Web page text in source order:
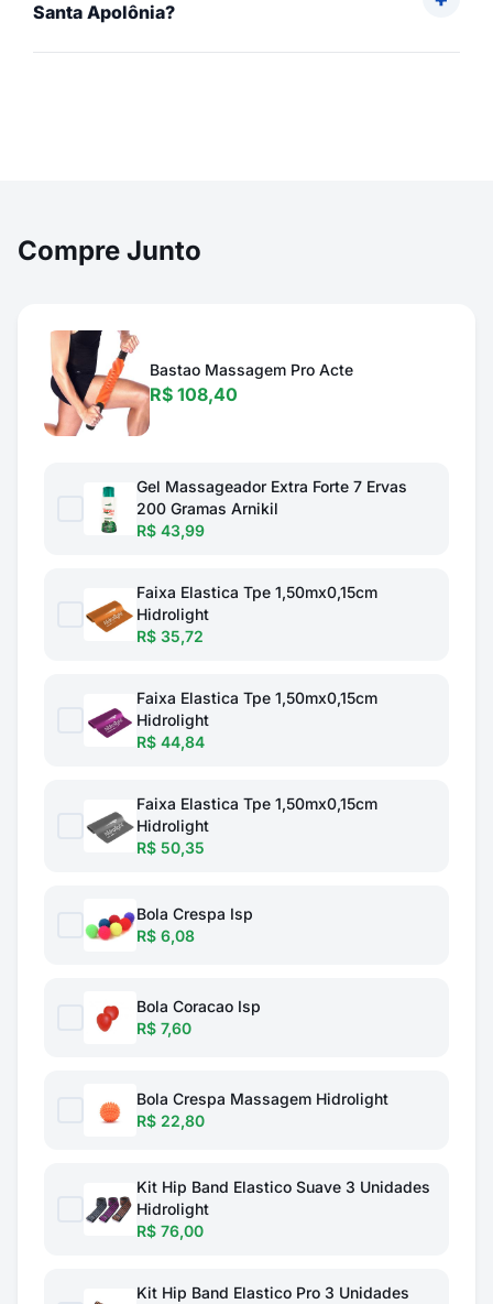
Santa Apolônia?
Compre Junto
Bastao Massagem Pro Acte
R$ 108,40
Gel Massageador Extra Forte 7 Ervas
200 Gramas Arnikil
R$ 43,99
Faixa Elastica Tpe 1,50mx0,15cm
Hidrolight
R$ 35,72
Faixa Elastica Tpe 1,50mx0,15cm
Hidrolight
R$ 44,84
Faixa Elastica Tpe 1,50mx0,15cm
Hidrolight
R$ 50,35
Bola Crespa Isp
R$ 6,08
Bola Coracao Isp
R$ 7,60
Bola Crespa Massagem Hidrolight
R$ 22,80
Kit Hip Band Elastico Suave 3 Unidades
Hidrolight
R$ 76,00
Kit Hip Band Elastico Pro 3 Unidades